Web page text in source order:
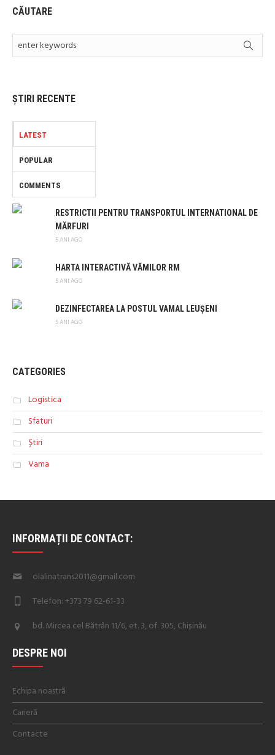
CĂUTARE
ȘTIRI RECENTE
LATEST
POPULAR
COMMENTS
RESTRICTII PENTRU TRANSPORTUL INTERNATIONAL DE
MĂRFURI
5 ANI AGO
HARTA INTERACTIVĂ VĂMILOR RM
5 ANI AGO
DEZINFECTAREA LA POSTUL VAMAL LEUȘENI
5 ANI AGO
CATEGORIES
Logistica
Sfaturi
Știri
Vama
INFORMAȚII DE CONTACT:
olalinatrans2011@gmail.com
Telefon: +373 79 62-61-33
bd. Mircea cel Bătrân 11/6, et. 3, of. 305, Chișinău
DESPRE NOI
Echipa noastră
Carieră
Contacte